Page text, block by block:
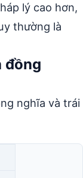
lý cao hơn,
thường là
đồng
nghĩa và trái